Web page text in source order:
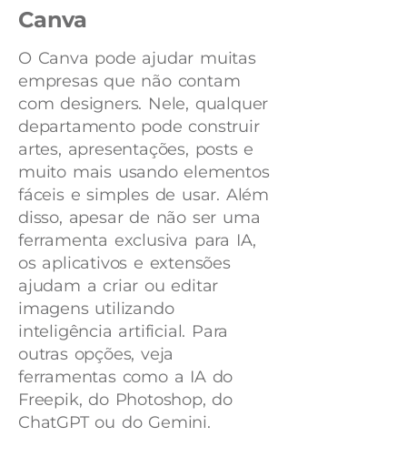
Canva
O Canva pode ajudar muitas
empresas que não contam
com designers. Nele, qualquer
departamento pode construir
artes, apresentações, posts e
muito mais usando elementos
fáceis e simples de usar. Além
disso, apesar de não ser uma
ferramenta exclusiva para IA,
os aplicativos e extensões
ajudam a criar ou editar
imagens utilizando
inteligência artificial. Para
outras opções, veja
ferramentas como a IA do
Freepik, do Photoshop, do
ChatGPT ou do Gemini.